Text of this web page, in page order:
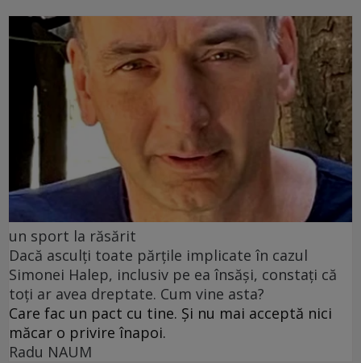
un sport la răsărit
Dacă asculți toate părțile implicate în cazul
Simonei Halep, inclusiv pe ea însăși, constați că
toți ar avea dreptate. Cum vine asta?
Care fac un pact cu tine. Și nu mai acceptă nici
măcar o privire înapoi.
Radu NAUM